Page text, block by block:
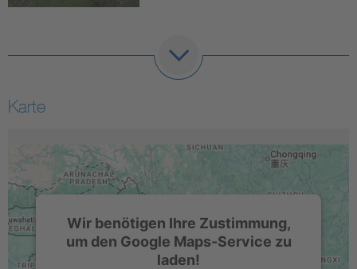
Karte
Wir benötigen Ihre Zustimmung,
um den Google Maps-Service zu
laden!